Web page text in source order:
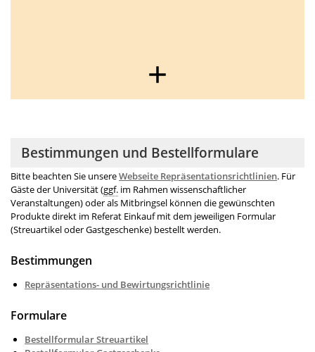
Bestimmungen und Bestellformulare
Bitte beachten Sie unsereWebseite Repräsentationsrichtlinien. Für
Gäste der Universität (ggf. im Rahmen wissenschaftlicher
Veranstaltungen) oder als Mitbringsel können die gewünschten
Produkte direkt im Referat Einkauf mit dem jeweiligen Formular
(Streuartikel oder Gastgeschenke) bestellt werden.
Bestimmungen
Repräsentations- und Bewirtungsrichtlinie
Formulare
Bestellformular Streuartikel